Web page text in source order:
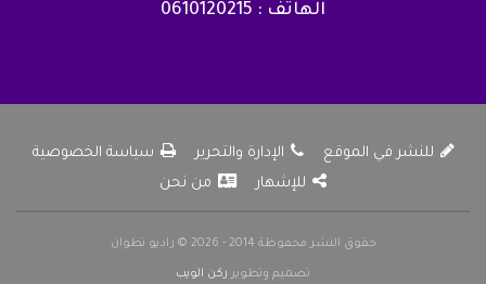
الهاتف : 0610120215
للنشر في الموقع الإدارة والتحرير
سياسة الخصوصية
للإشهار
من نحن
حقوق النشر محفوظة 2014 - 2026 © راديو تطوان
تصميم وتطوير ركن الويب